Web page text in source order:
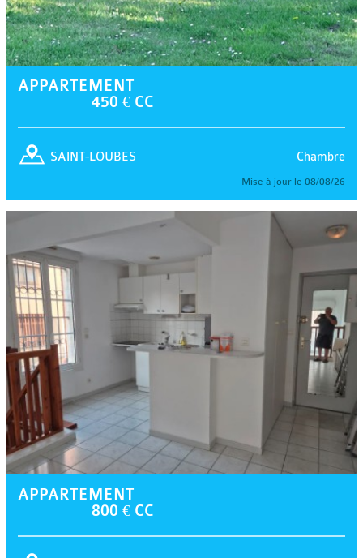
APPARTEMENT
450 € CC
Chambre
SAINT-LOUBES
Mise à jour le 08/08/26
APPARTEMENT
800 € CC